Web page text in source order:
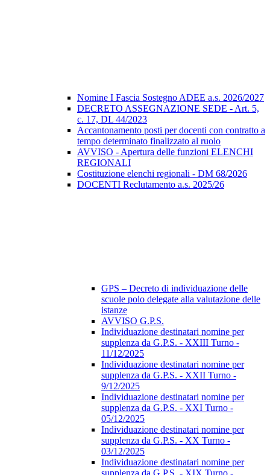
Nomine I Fascia Sostegno ADEE a.s. 2026/2027
DECRETO ASSEGNAZIONE SEDE - Art. 5,
c. 17, DL 44/2023
Accantonamento posti per docenti con contratto a
tempo determinato finalizzato al ruolo
AVVISO - Apertura delle funzioni ELENCHI
REGIONALI
Costituzione elenchi regionali - DM 68/2026
DOCENTI Reclutamento a.s. 2025/26
GPS – Decreto di individuazione delle
scuole polo delegate alla valutazione delle
istanze
AVVISO G.P.S.
Individuazione destinatari nomine per
supplenza da G.P.S. - XXIII Turno -
11/12/2025
Individuazione destinatari nomine per
supplenza da G.P.S. - XXII Turno -
9/12/2025
Individuazione destinatari nomine per
supplenza da G.P.S. - XXI Turno -
05/12/2025
Individuazione destinatari nomine per
supplenza da G.P.S. - XX Turno -
03/12/2025
Individuazione destinatari nomine per